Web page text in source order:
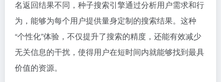
名返回结果不同，种子搜索引擎通过分析用户需求和行
为，能够为每个用户提供量身定制的搜索结果。这种
“个性化”体验，不仅提升了搜索的精度，还能有效减少
无关信息的干扰，使得用户在短时间内就能够找到最具
价值的资源。